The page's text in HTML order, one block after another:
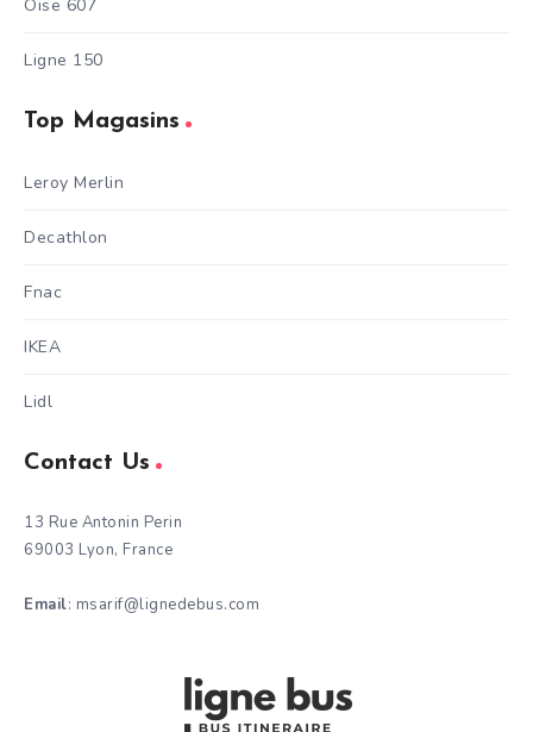
Oise 607
Ligne 150
Top Magasins
Leroy Merlin
Decathlon
Fnac
IKEA
Lidl
Contact Us
13 Rue Antonin Perin
69003 Lyon, France
Email: msarif@lignedebus.com